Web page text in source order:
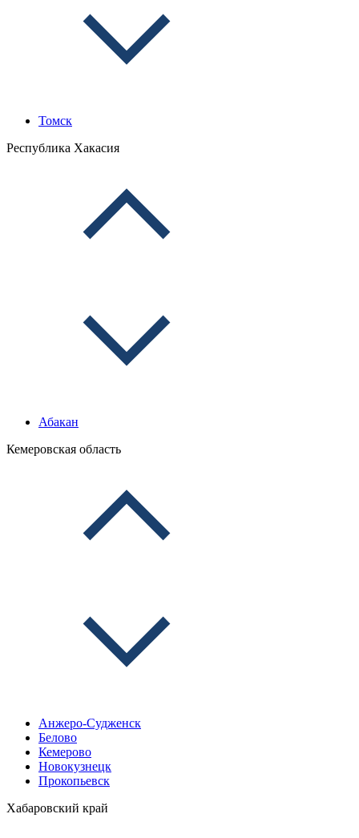
Томск
Республика Хакасия
Абакан
Кемеровская область
Анжеро-Судженск
Белово
Кемерово
Новокузнецк
Прокопьевск
Хабаровский край